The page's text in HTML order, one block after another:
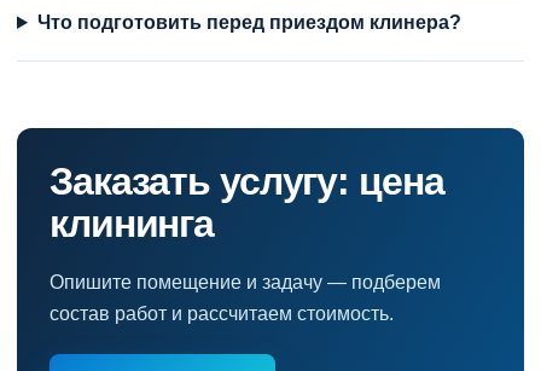
Что подготовить перед приездом клинера?
Заказать услугу: цена
клининга
Опишите помещение и задачу — подберем
состав работ и рассчитаем стоимость.